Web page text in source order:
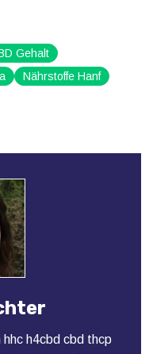
Gehalt
Nährstoffe Hanf
hhc h4cbd cbd thcp